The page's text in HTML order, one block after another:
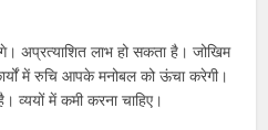
अप्रत्याशित लाभ हो सकता है। जोखिम
में रुचि आपके मनोबल को ऊंचा करेगी।
व्ययों में कमी करना चाहिए।